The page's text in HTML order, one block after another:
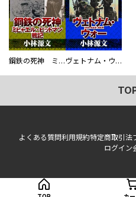
鋼鉄の死神 ミヒャエル・ビットマン戦記 ヴェトナム・ウォー VIETNAM WAR
よくある質問利用規約特定商取引法
ログイン